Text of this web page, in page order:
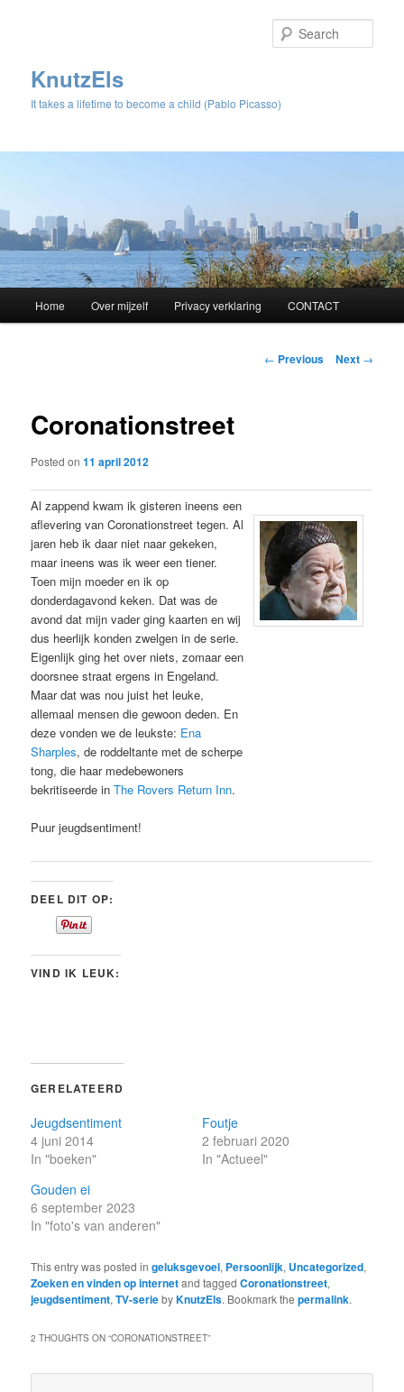
KnutzEls
It takes a lifetime to become a child (Pablo Picasso)
Skip
content
Home Over mijzelf Privacy verklaring CONTACT
Post
← Previous Next →
Coronationstreet
Posted on11 april 2012
Al zappend kwam ik gisteren ineens een
aflevering van Coronationstreet tegen. Al
jaren heb ik daar niet naar gekeken,
maar ineens was ik weer een tiener.
Toen mijn moeder en ik op
donderdagavond keken. Dat was de
avond dat mijn vader ging kaarten en wij
dus heerlijk konden zwelgen in de serie.
Eigenlijk ging het over niets, zomaar een
doorsnee straat ergens in Engeland.
Maar dat was nou juist het leuke,
allemaal mensen die gewoon deden. En
deze vonden we de leukste: Ena
Sharples, de roddeltante met de scherpe
tong, die haar medebewoners
bekritiseerde inThe Rovers Return Inn.
Puur jeugdsentiment!
DEEL DIT OP:
VIND IK LEUK:
GERELATEERD
Jeugdsentiment
4 juni 2014
In "boeken"
Foutje
2 februari 2020
In "Actueel"
Gouden ei
6 september 2023
In "foto's van anderen"
This entry was posted ingeluksgevoel, Persoonlijk, Uncategorized,
Zoeken en vinden op internetand taggedCoronationstreet,
jeugdsentiment,TV-seriebyKnutzEls. Bookmark thepermalink.
2 THOUGHTS ON “CORONATIONSTREET”